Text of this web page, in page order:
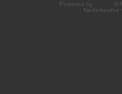
Powered by
®
Nederlandse